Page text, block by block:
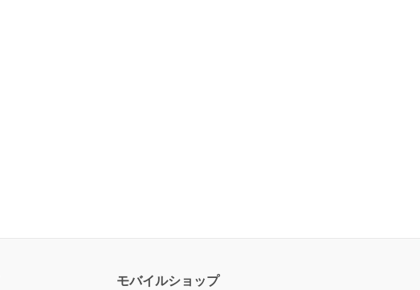
モバイルショップ